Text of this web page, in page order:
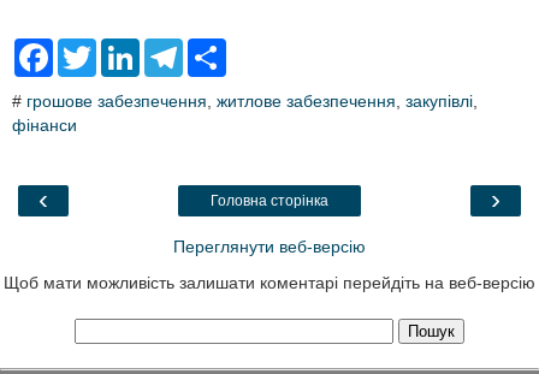
F
e
b
k
T
t
L
k
T
e
m
r
# грошове забезпечення житлове забезпечення закупівлі
фінанси
‹ ›
Головна сторінка
Переглянути веб-версію
Щоб мати можливість залишати коментарі перейдіть на веб-версію